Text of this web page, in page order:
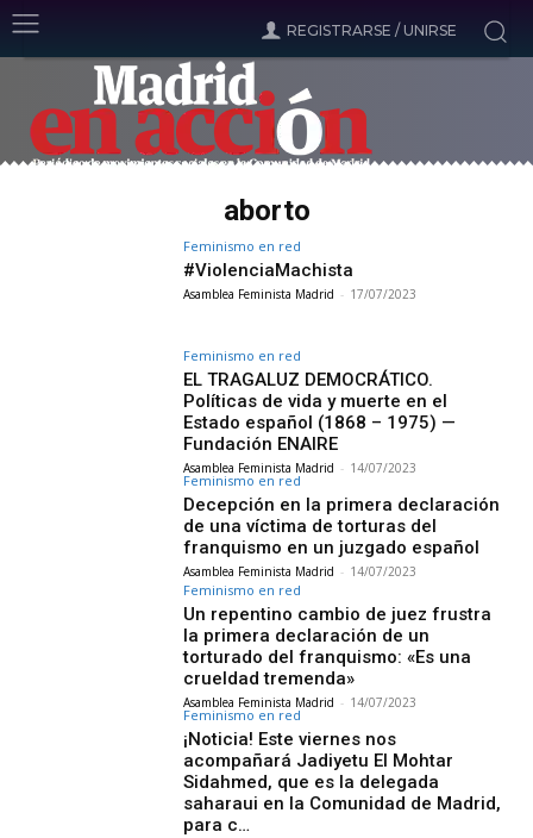
REGISTRARSE / UNIRSE
aborto
Feminismo en red
#ViolenciaMachista
Asamblea Feminista Madrid - 17/07/2023
Feminismo en red
EL TRAGALUZ DEMOCRÁTICO.
Políticas de vida y muerte en el
Estado español (1868 – 1975) —
Fundación ENAIRE
Asamblea Feminista Madrid - 14/07/2023
Feminismo en red
Decepción en la primera declaración
de una víctima de torturas del
franquismo en un juzgado español
Asamblea Feminista Madrid - 14/07/2023
Feminismo en red
Un repentino cambio de juez frustra
la primera declaración de un
torturado del franquismo: «Es una
crueldad tremenda»
Asamblea Feminista Madrid - 14/07/2023
Feminismo en red
¡Noticia! Este viernes nos
acompañará Jadiyetu El Mohtar
Sidahmed, que es la delegada
saharaui en la Comunidad de Madrid,
para c…